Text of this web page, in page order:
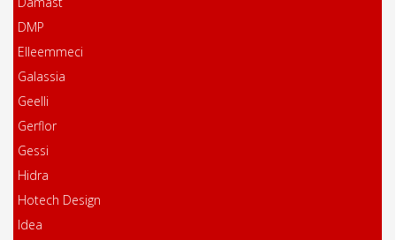
DMP
Elleemmeci
Galassia
Geelli
Gerflor
Gessi
Hidra
Hotech Design
Idea